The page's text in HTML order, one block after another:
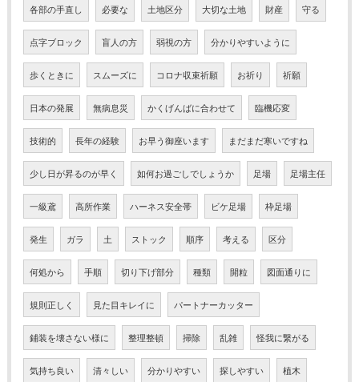
各部の手直し 必要な 土地区分 大切な土地 財産 守る
点字ブロック 盲人の方 弱視の方 分かりやすいように
歩くときに スムーズに コロナ収束祈願 お祈り 祈願
日本の発展 無病息災 かくげんばに合わせて 臨機応変
技術的 長年の経験 お早う御座います まだまだ寒いですね
少し日が昇るのが早く 如何お過ごしでしょうか 足場 足場主任
一級鳶 高所作業 ハーネス安全帯 ビケ足場 枠足場
発生 ガラ 土 ストック 順序 考える 区分
何処から 手順 切り下げ部分 種類 開粒 図面通りに
規則正しく 見た目キレイに パートナーカッター
鋪装を壊さない様に 整理整頓 掃除 乱雑 怪我に繋がる
気持ち良い 清々しい 分かりやすい 探しやすい 植木